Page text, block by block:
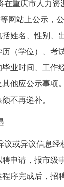
在重庆市人力资
等网站上公示，
姓名、性别、
（学位）、考
业时间、工作
其他应公示事项
不再递补。
议或异议信息经
申请，报市级
序完成后，招